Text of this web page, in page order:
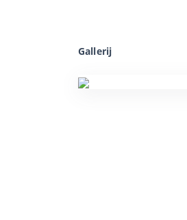
Gallerij